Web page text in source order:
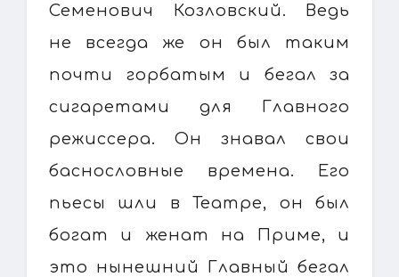
Семенович Козловский. Ведь
не всегда же он был таким
почти горбатым и бегал за
сигаретами для Главного
режиссера. Он знавал свои
баснословные времена. Его
пьесы шли в Театре, он был
богат и женат на Приме, и
это нынешний Главный бегал